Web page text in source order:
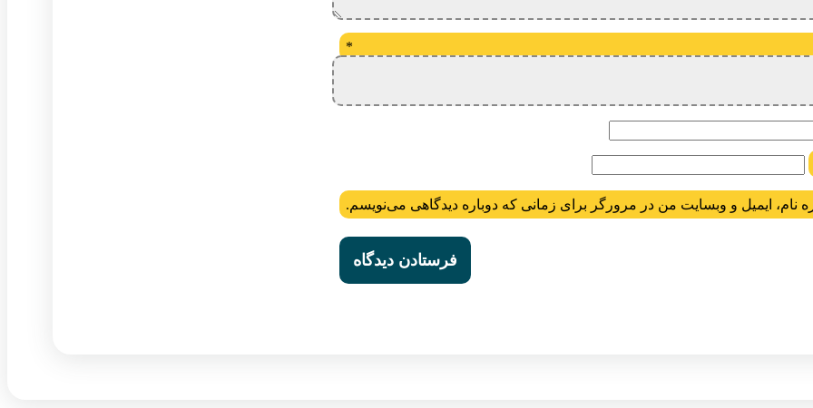
*
نام، ایمیل و وبسایت من در مرورگر برای زمانی که دوباره دیدگاهی می‌نویسم.